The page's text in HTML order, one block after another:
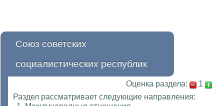
Союз советских
социалистических республик
Оценка раздела:
1
Раздел рассматривает следующие направления: